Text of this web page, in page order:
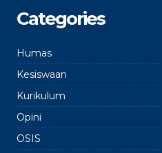
Categories
Humas
Kesiswaan
Kurikulum
Opini
OSIS